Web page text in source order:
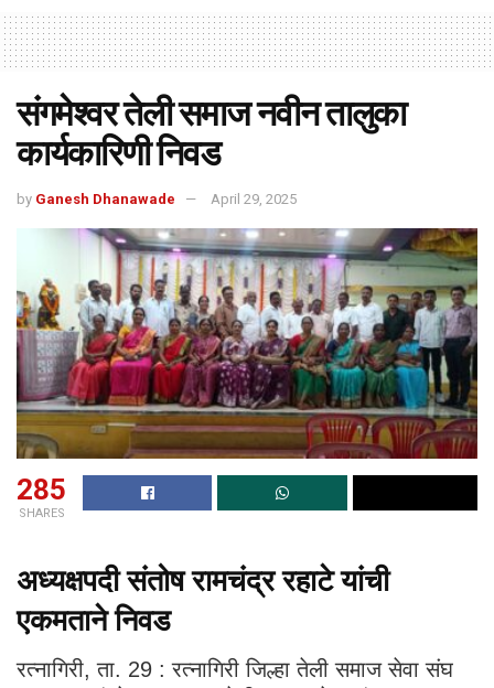
संगमेश्वर तेली समाज नवीन तालुका
कार्यकारिणी निवड
by Ganesh Dhanawade April 29, 2025
285
SHARES
अध्यक्षपदी संतोष रामचंद्र रहाटे यांची
एकमताने निवड
रत्नागिरी, ता. 29 : रत्नागिरी जिल्हा तेली समाज सेवा संघ